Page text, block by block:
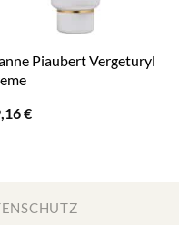
Piaubert Vergeturyl
€